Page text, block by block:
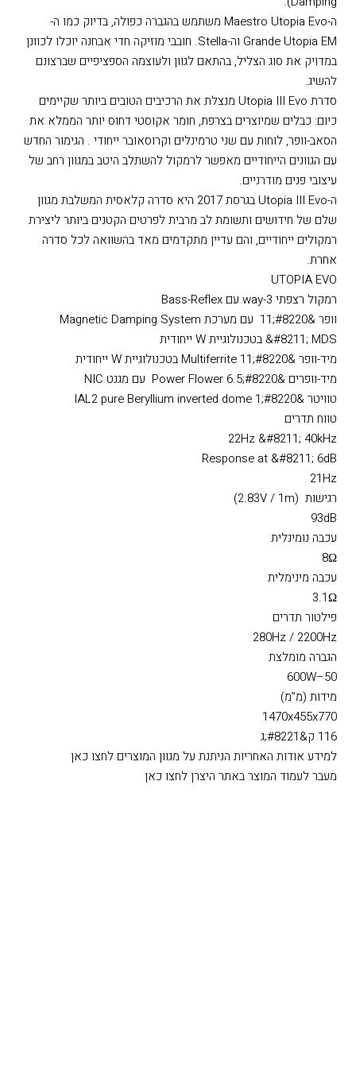
ה-Maestro Utopia Evo משתמש בהגברה כפולה, בדיוק כמו ה-
Grande Utopia EM וה-Stella‏. חובבי מוזיקה חדי אבחנה יוכלו לכוונן
במדויק את סוג הצליל, בהתאם לגוון ולעוצמה הספציפיים שברצונם
להשיג.
סדרת Utopia III Evo מנצלת את הרכיבים הטובים ביותר שקיימים
כיום: כבלים שמיוצרים בצרפת, חומר אקוסטי דחוס יותר הממלא את
הסאב-וופר, לוחות עם שני טרמינלים וקרוסאובר ייחודי . הגימור החדש
עם הגוונים הייחודיים מאפשר לרמקול להשתלב היטב במגוון רחב של
עיצובי פנים מודרניים.
ה-Utopia III Evo בגרסת 2017 היא סדרה קלאסית המשלבת מגוון
שלם של חידושים ותשומת לב מרבית לפרטים הקטנים ביותר ליצירת
רמקולים ייחודיים, והם עדיין מתקדמים מאד בהשוואה לכל סדרה
אחרת.
UTOPIA EVO
רמקול רצפתי 3-way עם Bass-Reflex
וופר &#8220;11 עם מערכת Magnetic Damping System
&#8211; MDS בטכנולוגיית W ייחודית
מיד-וופר &#8220;11 Multiferrite בטכנולוגיית W ייחודית
מיד-וופרים &#8220;6.5 Power Flower עם מגנט NIC
טוויטר &#8220;1 IAL2 pure Beryllium inverted dome
טווח תדרים
22Hz &#8211; 40kHz
Response at &#8211; 6dB
21Hz
רגישות (2.83V / 1m)
93dB
עכבה נומינלית
8Ω
עכבה מינימלית
3.1Ω
פילטור תדרים
280Hz / 2200Hz
הגברה מומלצת
50–600W
מידות (מ”מ)
1470x455x770
116 ק&#8221;ג
למידע אודות האחריות הניתנת על מגוון המוצרים לחצו כאן
מעבר לעמוד המוצר באתר היצרן לחצו כאן